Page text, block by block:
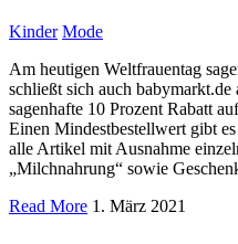
Kinder Mode
Am heutigen Weltfrauentag
schließt sich auch babymarkt.de
sagenhafte 10 Prozent Rabatt
Einen Mindestbestellwert gibt
alle Artikel mit Ausnahme
„Milchnahrung“ sowie
Read More 1. März 2021